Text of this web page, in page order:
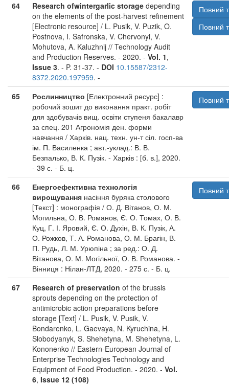
64 Research ofwintergarlic storage depending
on the elements of the post-harvest refinement
[Electronic resource] / L. Pusik, V. Puzik, O.
Postnova, I. Safronska, V. Chervonyi, V.
Mohutova, A. Kaluzhnij // Technology Audit
and Production Reserves. - 2020. - Vol. 1,
Issue 3. - P. 31-37. - DOI 10.15587/2312-
8372.2020.197959. -
Повний
Повний
65 Рослинництво [Електронний ресурс] :
робочий зошит до виконання практ. робіт
для здобувачів вищ. освіти ступеня бакалавр
за спец. 201 Агрономія ден. форми
навчання / Харків. нац. техн. ун-т сіл. госп-ва
ім. П. Василенка ; авт.-уклад.: В. В.
Безпалько, В. К. Пузік. - Харків : [б. в.], 2020.
- 39 с. - Б. ц.
Повний
66
Енергоефективна технологія
вирощування насіння буряка столового
[Текст] : монографія / О. Д. Вітанов, О. М.
Могильна, О. В. Романов, Є. О. Томах, О. В.
Куц, Г. І. Яровий, Є. О. Духін, В. К. Пузік, А.
О. Рожков, Т. А. Романова, О. М. Брагін, В.
П. Рудь, Л. М. Урюпіна ; за ред.: О. Д.
Вітанова, О. М. Могільної, О. В. Романова. -
Вінниця : Нілан-ЛТД, 2020. - 275 с. - Б. ц.
Повний
67 Research of preservation of the brussls
sprouts depending on the protection of
antimicrobic action preparations before
storage [Text] / L. Pusik, V. Pusik, V.
Bondarenko, L. Gaevaya, N. Kyruchina, H.
Slobodyanyk, S. Shehetyna, M. Shehetyna, L.
Kononenko // Eastern-European Journal of
Enterprise Technologies Technology and
Equipment of Food Production. - 2020. - Vol.
6, Issue 12 (108)